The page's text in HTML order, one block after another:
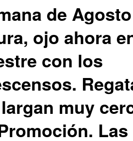
de Agosto
ojo ahora
con los
muy
Las